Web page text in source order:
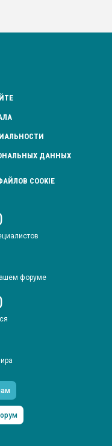
ДАННЫХ
COOKIE
форуме